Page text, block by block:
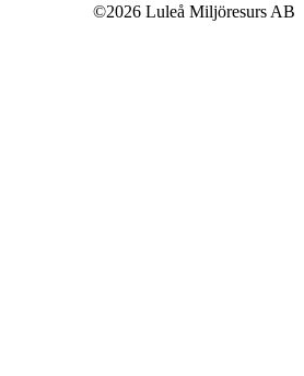
©2026 Luleå Miljöresurs AB